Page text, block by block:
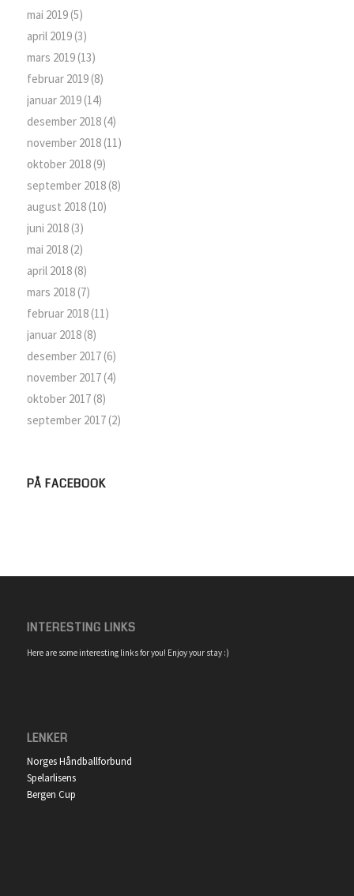
mai 2019(5)
april 2019(3)
mars 2019(13)
februar 2019(8)
januar 2019(14)
desember 2018(4)
november 2018(11)
oktober 2018(9)
september 2018(8)
august 2018(10)
juni 2018(3)
mai 2018(2)
april 2018(8)
mars 2018(7)
februar 2018(11)
januar 2018(8)
desember 2017(6)
november 2017(4)
oktober 2017(8)
september 2017(2)
PÅ FACEBOOK
INTERESTING LINKS
Here are some interesting links for you! Enjoy your stay :)
LENKER
Norges Håndballforbund
Spelarlisens
Bergen Cup